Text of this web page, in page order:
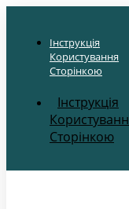
Інструкція
Користування
Сторінкою
Інструкція
Сторінкою